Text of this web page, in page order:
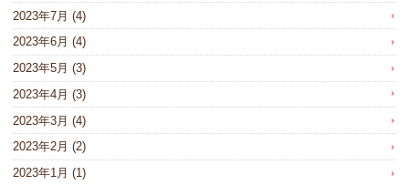
2023年7月 (4)
2023年6月 (4)
2023年5月 (3)
2023年4月 (3)
2023年3月 (4)
2023年2月 (2)
2023年1月 (1)